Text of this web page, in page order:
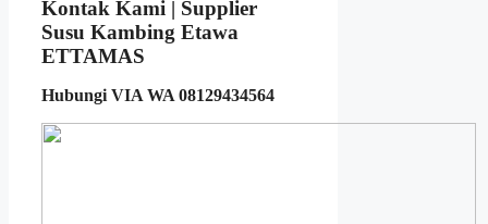
Kontak Kami | Supplier
Susu Kambing Etawa
ETTAMAS
Hubungi VIA WA 08129434564